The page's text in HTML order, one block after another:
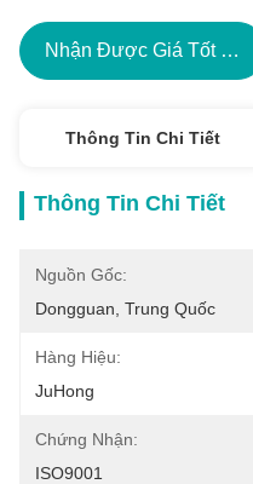
Nhận Được Giá Tốt Nhất
Thông Tin Chi Tiết
Thông Tin Chi Tiết
Nguồn Gốc:
Dongguan, Trung Quốc
Hàng Hiệu:
JuHong
Chứng Nhận:
ISO9001